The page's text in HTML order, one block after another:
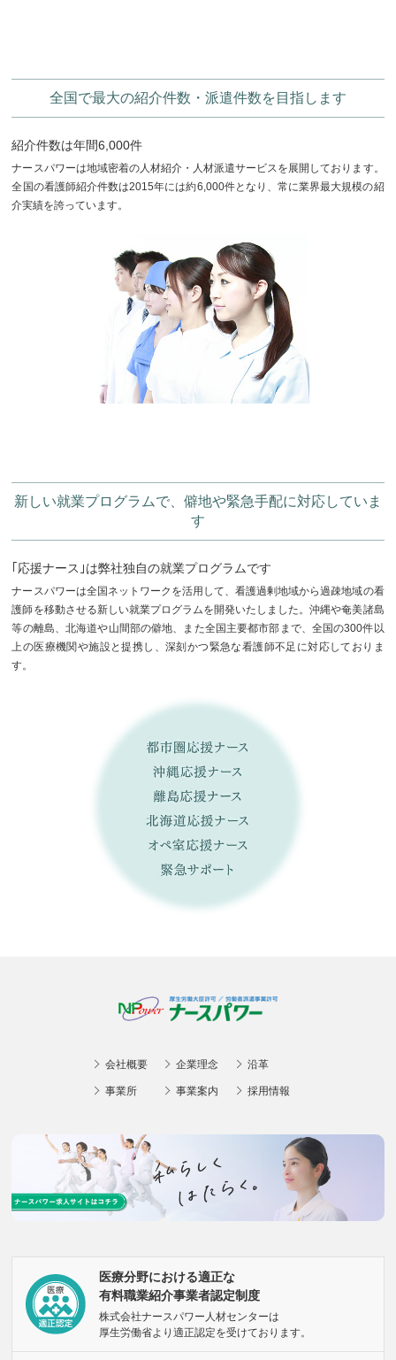
全国で最大の紹介件数・派遣件数を目指します
紹介件数は年間6,000件
ナースパワーは地域密着の人材紹介・人材派遣サービスを展開しております。
全国の看護師紹介件数は2015年には約6,000件となり、常に業界最大規模の紹
介実績を誇っています。
新しい就業プログラムで、僻地や緊急手配に対応していま
す
｢応援ナース｣は弊社独自の就業プログラムです
ナースパワーは全国ネットワークを活用して、看護過剰地域から過疎地域の看
護師を移動させる新しい就業プログラムを開発いたしました。沖縄や奄美諸島
等の離島、北海道や山間部の僻地、また全国主要都市部まで、全国の300件以
上の医療機関や施設と提携し、深刻かつ緊急な看護師不足に対応しておりま
す。
会社概要 企業理念 沿革
事業所 事業案内 採用情報
医療分野における適正な
有料職業紹介事業者認定制度
株式会社ナースパワー人材センターは
厚生労働省より適正認定を受けております。